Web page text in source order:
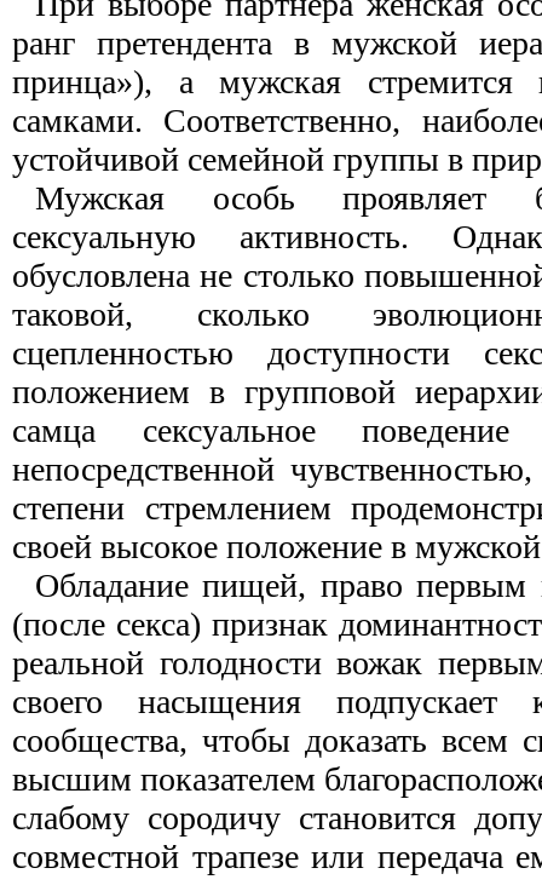
ранг претендента в мужской
принца»), а мужская
самками. Соответственно,
устойчивой семейной группы в
Мужская особь проявляет
сексуальную активность.
обусловлена не столько
таковой, сколько
сцепленностью доступности
положением в групповой
самца сексуальное
непосредственной
степени стремлением
своей высокое положение в
Обладание пищей, право первым
(после секса) признак
реальной голодности вожак
своего насыщения
сообщества, чтобы доказать всем
высшим показателем
слабому сородичу становится
совместной трапезе или передача